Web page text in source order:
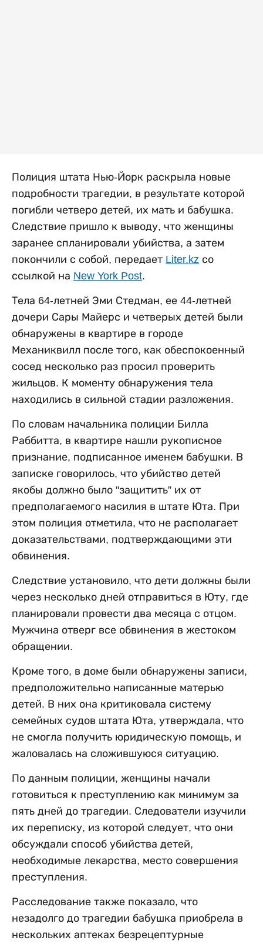
Полиция штата Нью-Йорк раскрыла новые
подробности трагедии, в результате которой
погибли четверо детей, их мать и бабушка.
Следствие пришло к выводу, что женщины
заранее спланировали убийства, а затем
покончили с собой, передает Liter.kz со
ссылкой на New York Post.
Тела 64-летней Эми Стедман, ее 44-летней
дочери Сары Майерс и четверых детей были
обнаружены в квартире в городе
Механиквилл после того, как обеспокоенный
сосед несколько раз просил проверить
жильцов. К моменту обнаружения тела
находились в сильной стадии разложения.
По словам начальника полиции Билла
Раббитта, в квартире нашли рукописное
признание, подписанное именем бабушки. В
записке говорилось, что убийство детей
якобы должно было "защитить” их от
предполагаемого насилия в штате Юта. При
этом полиция отметила, что не располагает
доказательствами, подтверждающими эти
обвинения.
Следствие установило, что дети должны были
через несколько дней отправиться в Юту, где
планировали провести два месяца с отцом.
Мужчина отверг все обвинения в жестоком
обращении.
Кроме того, в доме были обнаружены записи,
предположительно написанные матерью
детей. В них она критиковала систему
семейных судов штата Юта, утверждала, что
не смогла получить юридическую помощь, и
жаловалась на сложившуюся ситуацию.
По данным полиции, женщины начали
готовиться к преступлению как минимум за
пять дней до трагедии. Следователи изучили
их переписку, из которой следует, что они
обсуждали способ убийства детей,
необходимые лекарства, место совершения
преступления.
Расследование также показало, что
незадолго до трагедии бабушка приобрела в
нескольких аптеках безрецептурные